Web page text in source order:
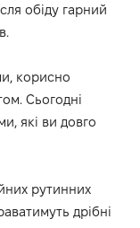
обіду гарний
корисно
Сьогодні
які ви довго
рутинних
дрібні